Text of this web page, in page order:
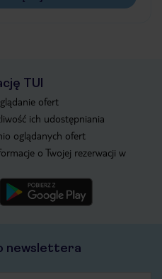
TUI
ofert
ich udostępniania
oglądanych ofert
o Twojej rezerwacji w
newslettera